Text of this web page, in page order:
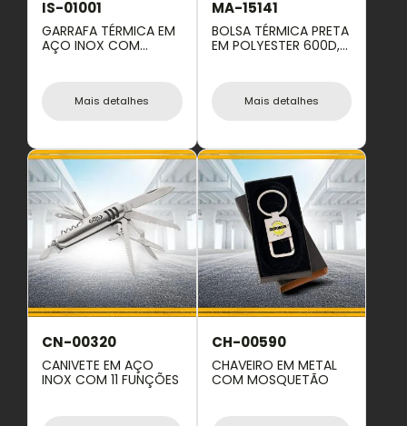
IS-01001
GARRAFA TÉRMICA EM
AÇO INOX COM
TAMPA E BOLSA - 1L
Mais detalhes
MA-15141
BOLSA TÉRMICA PRETA
EM POLYESTER 600D,
Mais detalhes
CN-00320
CANIVETE EM AÇO
INOX COM 11 FUNÇÕES
CH-00590
CHAVEIRO EM METAL
COM MOSQUETÃO